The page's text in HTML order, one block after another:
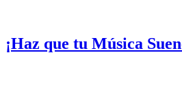
¡Haz que tu Música